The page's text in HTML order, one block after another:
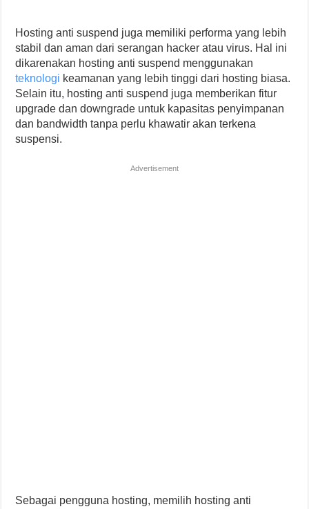
Hosting anti suspend juga memiliki performa yang lebih
stabil dan aman dari serangan hacker atau virus. Hal ini
dikarenakan hosting anti suspend menggunakan
teknologi keamanan yang lebih tinggi dari hosting biasa.
Selain itu, hosting anti suspend juga memberikan fitur
upgrade dan downgrade untuk kapasitas penyimpanan
dan bandwidth tanpa perlu khawatir akan terkena
suspensi.
Advertisement
Sebagai pengguna hosting, memilih hosting anti